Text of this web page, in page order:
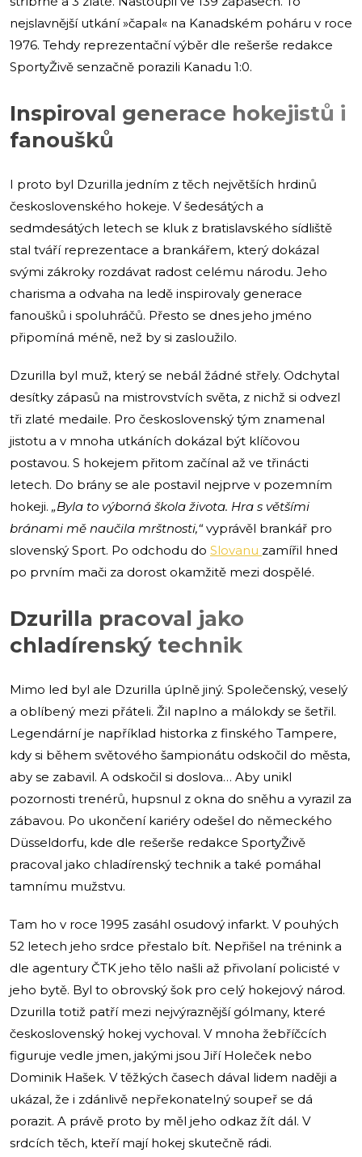
nejslavnější utkání »čapal« na Kanadském poháru v roce
1976. Tehdy reprezentační výběr dle rešerše redakce
SportyŽivě senzačně porazili Kanadu 1:0.
Inspiroval generace hokejistů i
fanoušků
I proto byl Dzurilla jedním z těch největších hrdinů
československého hokeje. V šedesátých a
sedmdesátých letech se kluk z bratislavského sídliště
stal tváří reprezentace a brankářem, který dokázal
svými zákroky rozdávat radost celému národu. Jeho
charisma a odvaha na ledě inspirovaly generace
fanoušků i spoluhráčů. Přesto se dnes jeho jméno
připomíná méně, než by si zasloužilo.
Dzurilla byl muž, který se nebál žádné střely. Odchytal
desítky zápasů na mistrovstvích světa, z nichž si odvezl
tři zlaté medaile. Pro československý tým znamenal
jistotu a v mnoha utkáních dokázal být klíčovou
postavou. S hokejem přitom začínal až ve třinácti
letech. Do brány se ale postavil nejprve v pozemním
hokeji. „Byla to výborná škola života. Hra s většími
bránami mě naučila mrštnosti,“vyprávěl brankář pro
slovenský Sport. Po odchodu do Slovanu zamířil hned
po prvním mači za dorost okamžitě mezi dospělé.
Dzurilla pracoval jako
chladírenský technik
Mimo led byl ale Dzurilla úplně jiný. Společenský, veselý
a oblíbený mezi přáteli. Žil naplno a málokdy se šetřil.
Legendární je například historka z finského Tampere,
kdy si během světového šampionátu odskočil do města,
aby se zabavil. A odskočil si doslova… Aby unikl
pozornosti trenérů, hupsnul z okna do sněhu a vyrazil za
zábavou. Po ukončení kariéry odešel do německého
Düsseldorfu, kde dle rešerše redakce SportyŽivě
pracoval jako chladírenský technik a také pomáhal
tamnímu mužstvu.
Tam ho v roce 1995 zasáhl osudový infarkt. V pouhých
52 letech jeho srdce přestalo bít. Nepřišel na trénink a
dle agentury ČTK jeho tělo našli až přivolaní policisté v
jeho bytě. Byl to obrovský šok pro celý hokejový národ.
Dzurilla totiž patří mezi nejvýraznější gólmany, které
československý hokej vychoval. V mnoha žebříčcích
figuruje vedle jmen, jakými jsou Jiří Holeček nebo
Dominik Hašek. V těžkých časech dával lidem naději a
ukázal, že i zdánlivě nepřekonatelný soupeř se dá
porazit. A právě proto by měl jeho odkaz žít dál. V
srdcích těch, kteří mají hokej skutečně rádi.